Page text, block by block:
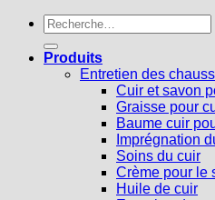
Recherche
pour :
Produits
Entretien des
Cuir et savon
Graisse pour
Baume cuir
Imprégnation
Soins du cuir
Crème pour le
Huile de cuir